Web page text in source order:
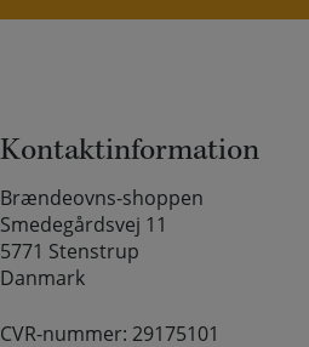
Kontaktinformation
Brændeovns-shoppen
Smedegårdsvej 11
5771 Stenstrup
Danmark
CVR-nummer: 29175101